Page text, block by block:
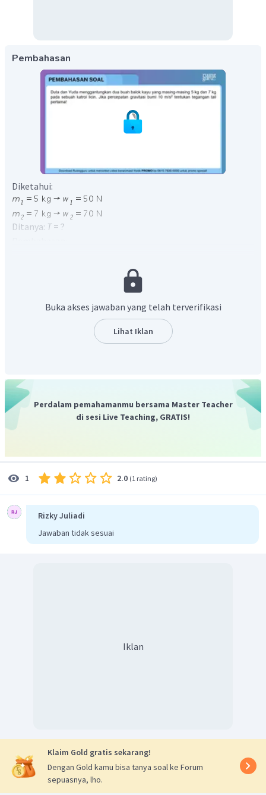
Pembahasan
Diketahui:
Ditanya: T= ?
menerapkan konsep Hukum II Newton. Percepatan benda
pada katrol licin dapat ditentukan melalui persamaan
Karena katrol licin, maka tegangan tali pada balok 5 kg dan
balok 7 kg adalah sama.
Tinjauan gaya pada balok 2 (7 kg):
Jadi tegangan talinya adalah 58,3 N.
Buka akses jawaban yang telah terverifikasi
Lihat Iklan
Perdalam pemahamanmu bersama Master Teacher
di sesi Live Teaching, GRATIS!
1 2.0 (1 rating)
Rizky Juliadi
Jawaban tidak sesuai
Iklan
Klaim Gold gratis sekarang!
Dengan Gold kamu bisa tanya soal ke Forum
sepuasnya, lho.